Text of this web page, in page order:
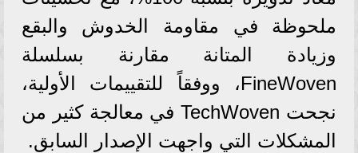
ملحوظة في مقاومة الخدوش والبقع
وزيادة المتانة مقارنة بسلسلة
FineWoven، ووفقاً للتقييمات الأولية،
نجحت TechWoven في معالجة كثير من
المشكلات التي واجهت الإصدار السابق.